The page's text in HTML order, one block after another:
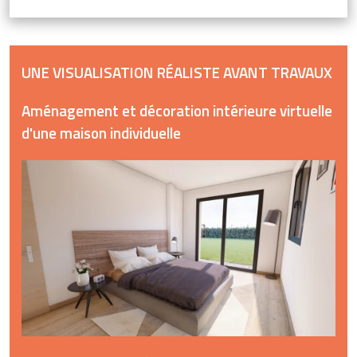
UNE VISUALISATION RÉALISTE AVANT TRAVAUX
Aménagement et décoration intérieure virtuelle
d'une maison individuelle